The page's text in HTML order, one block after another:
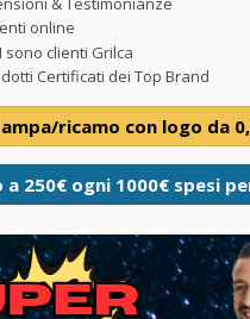
online
sono clienti Grilca
Certificati dei Top Brand
ricamo con logo da
a 250€ ogni 1000€ spesi